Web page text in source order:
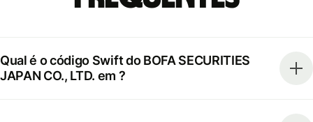
Qual é o código Swift do BOFA SECURITIES
JAPAN CO., LTD. em ?